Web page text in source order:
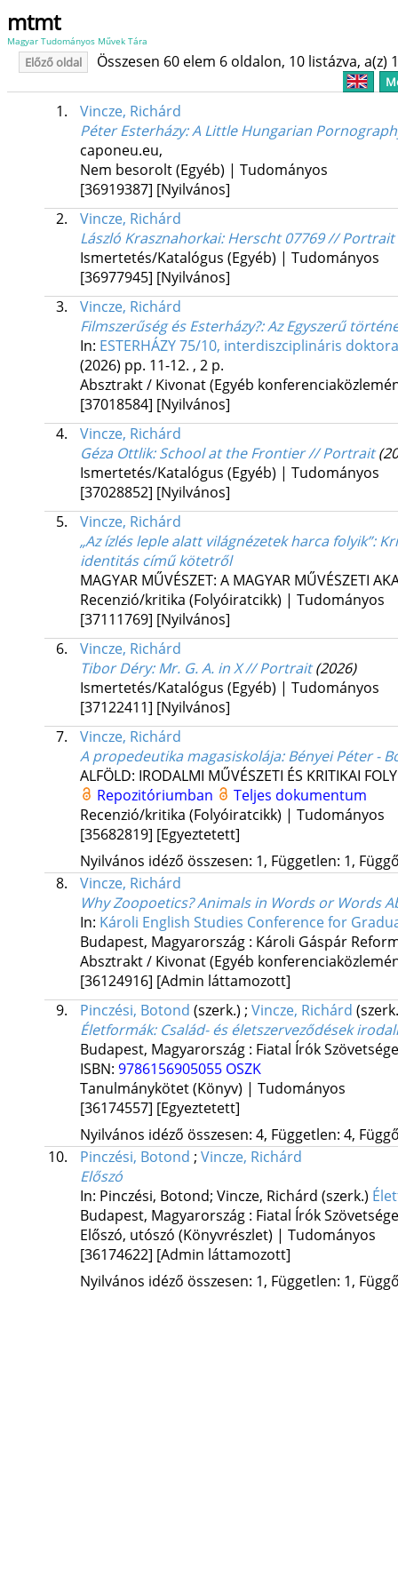
mtmt
Magyar Tudományos Művek Tára
Előző oldal Összesen 60 elem 6 oldalon, 10 listázva, a(z)
1.
Vincze, Richárd
Péter Esterházy: A Little Hungarian
caponeu.eu,
Nem besorolt (Egyéb) | Tudományos
[36919387] [Nyilvános]
2.
Vincze, Richárd
László Krasznahorkai: Herscht 07769 // Portrait
Ismertetés/Katalógus (Egyéb) | Tudományos
[36977945] [Nyilvános]
3.
Vincze, Richárd
Filmszerűség és Esterházy?: Az Egyszerű
In: ESTERHÁZY 75/10, interdiszciplináris
(2026) pp. 11-12. , 2 p.
Absztrakt / Kivonat (Egyéb
[37018584] [Nyilvános]
4.
Vincze, Richárd
Géza Ottlik: School at the Frontier // Portrait
Ismertetés/Katalógus (Egyéb) | Tudományos
[37028852] [Nyilvános]
5.
Vincze, Richárd
„Az ízlés leple alatt világnézetek harca folyik”:
identitás című kötetről
MAGYAR MŰVÉSZET: A MAGYAR MŰVÉSZETI
Recenzió/kritika (Folyóiratcikk) | Tudományos
[37111769] [Nyilvános]
6.
Vincze, Richárd
Tibor Déry: Mr. G. A. in X // Portrait (2026)
Ismertetés/Katalógus (Egyéb) | Tudományos
[37122411] [Nyilvános]
7.
Vincze, Richárd
A propedeutika magasiskolája: Bényei Péter -
ALFÖLD: IRODALMI MŰVÉSZETI ÉS KRITIKAI
Repozitóriumban
Teljes dokumentum
Recenzió/kritika (Folyóiratcikk) | Tudományos
[35682819] [Egyeztetett]
Nyilvános idéző összesen: 1, Független: 1,
8.
Vincze, Richárd
Why Zoopoetics? Animals in Words or Words
In: Károli English Studies Conference for
Budapest, Magyarország : Károli Gáspár
Absztrakt / Kivonat (Egyéb
[36124916] [Admin láttamozott]
9.
Pinczési, Botond (szerk.) ; Vincze, Richárd
Életformák: Család- és életszerveződések
Budapest, Magyarország : Fiatal Írók
ISBN: 9786156905055 OSZK
Tanulmánykötet (Könyv) | Tudományos
[36174557] [Egyeztetett]
Nyilvános idéző összesen: 4, Független: 4,
10.
Pinczési, Botond ; Vincze, Richárd
Előszó
In: Pinczési, Botond; Vincze, Richárd (szerk.)
Budapest, Magyarország : Fiatal Írók
Előszó, utószó (Könyvrészlet) | Tudományos
[36174622] [Admin láttamozott]
Nyilvános idéző összesen: 1, Független: 1,